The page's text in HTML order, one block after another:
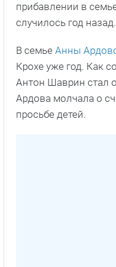
прибавлении в
случилось год назад.
В семье Анны
Крохе уже год. Как
Антон Шаврин стал
Ардова молчала о
просьбе детей.